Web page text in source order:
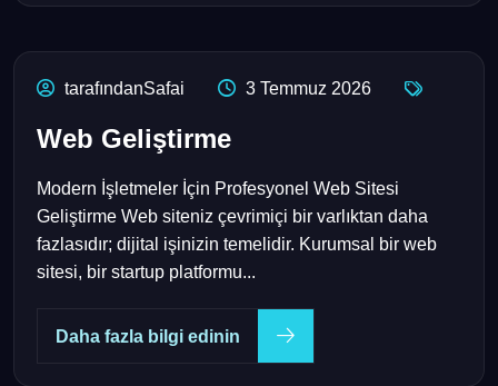
tarafındanSafai 3 Temmuz 2026
Web Geliştirme
Modern İşletmeler İçin Profesyonel Web Sitesi
Geliştirme Web siteniz çevrimiçi bir varlıktan daha
fazlasıdır; dijital işinizin temelidir. Kurumsal bir web
sitesi, bir startup platformu...
Daha fazla bilgi edinin